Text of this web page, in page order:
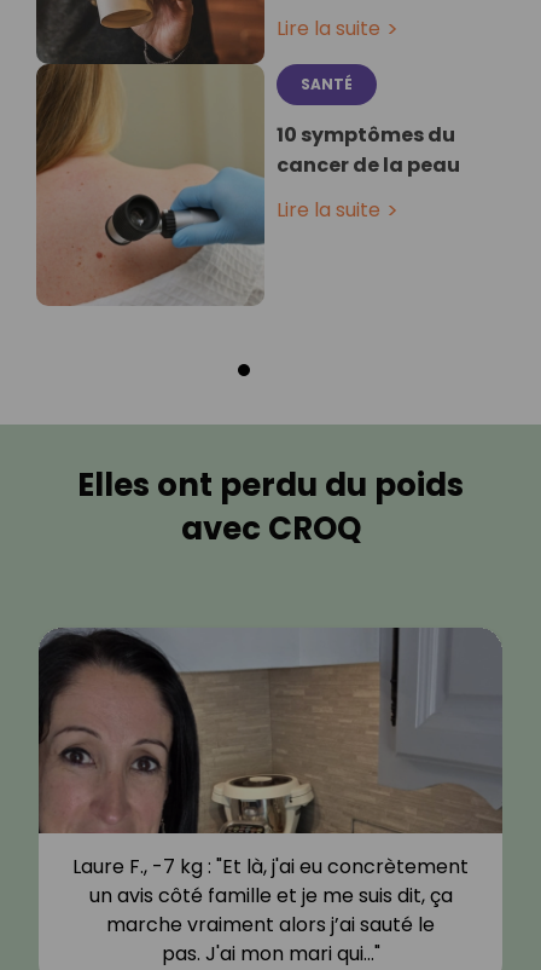
Lire la suite
SANTÉ
10 symptômes du
cancer de la peau
Lire la suite
Elles ont perdu du poids
avec CROQ
Laure F., -7 kg : "Et là, j'ai eu concrètement
un avis côté famille et je me suis dit, ça
marche vraiment alors j’ai sauté le
pas. J'ai mon mari qui…"